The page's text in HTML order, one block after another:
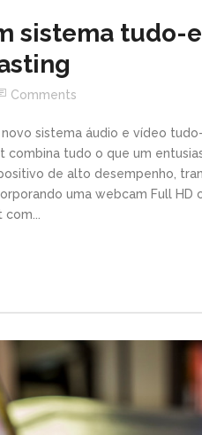
sistema tudo-
Comments
sistema áudio e vídeo
combina tudo o que um
de alto desempenho,
uma webcam Full HD